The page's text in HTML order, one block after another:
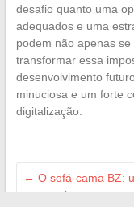
desafio quanto uma
adequados e uma
podem não apenas
transformar essa
desenvolvimento
minuciosa e um forte
digitalização.
← O sofá-cama BZ:
economizar espaço